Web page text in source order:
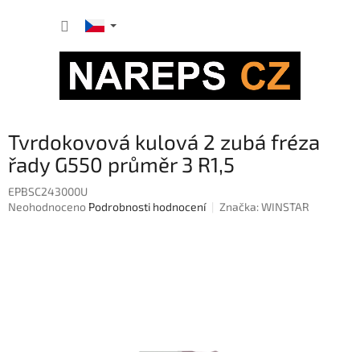
Tvrdokovová kulová 2 zubá fréza
řady G550 průměr 3 R1,5
EPBSC243000U
Průměrné
Neohodnoceno Podrobnosti hodnocení Značka:WINSTAR